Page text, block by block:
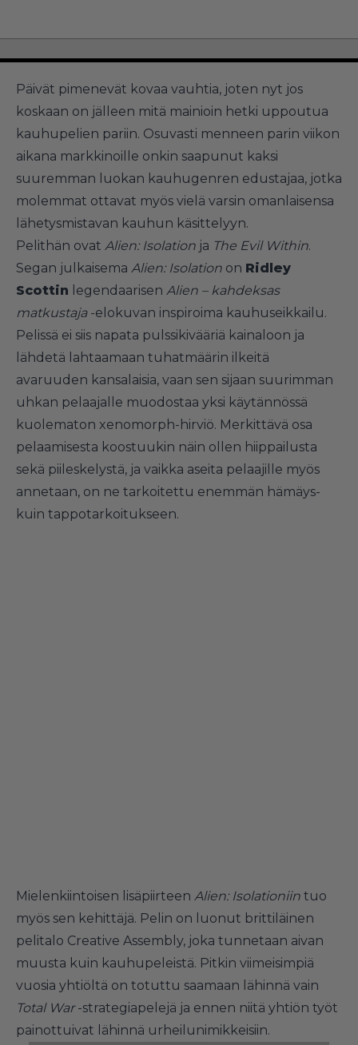
Päivät pimenevät kovaa vauhtia, joten nyt jos
koskaan on jälleen mitä mainioin hetki uppoutua
kauhupelien pariin. Osuvasti menneen parin viikon
aikana markkinoille onkin saapunut kaksi
suuremman luokan kauhugenren edustajaa, jotka
molemmat ottavat myös vielä varsin omanlaisensa
lähetysmistavan kauhun käsittelyyn.
Pelithän ovat Alien: Isolation ja The Evil Within.
Segan julkaisema Alien: Isolation on Ridley
Scottin legendaarisen Alien – kahdeksas
matkustaja-elokuvan inspiroima kauhuseikkailu.
Pelissä ei siis napata pulssikivääriä kainaloon ja
lähdetä lahtaamaan tuhatmäärin ilkeitä
avaruuden kansalaisia, vaan sen sijaan suurimman
uhkan pelaajalle muodostaa yksi käytännössä
kuolematon xenomorph-hirviö. Merkittävä osa
pelaamisesta koostuukin näin ollen hiippailusta
sekä piileskelystä, ja vaikka aseita pelaajille myös
annetaan, on ne tarkoitettu enemmän hämäys-
kuin tappotarkoitukseen.
Mielenkiintoisen lisäpiirteen Alien: Isolationiin tuo
myös sen kehittäjä. Pelin on luonut brittiläinen
pelitalo Creative Assembly, joka tunnetaan aivan
muusta kuin kauhupeleistä. Pitkin viimeisimpiä
vuosia yhtiöltä on totuttu saamaan lähinnä vain
Total War-strategiapelejä ja ennen niitä yhtiön työt
painottuivat lähinnä urheilunimikkeisiin.